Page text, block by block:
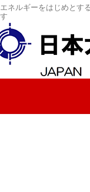
ネルギーをはじめとす
ンツへスキップ